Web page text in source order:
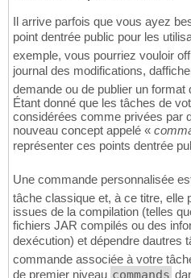
Il arrive parfois que vous ayez
point dentrée public pour les
exemple, vous pourriez vouloir
journal des modifications,
demande ou de publier un format
Étant donné que les tâches de
considérées comme privées par
nouveau concept appelé «
représenter ces points dentrée
Une commande personnalisée est
tâche classique et, à ce titre, elle
issues de la compilation (telles
fichiers JAR compilés ou des
dexécution) et dépendre
commande associée à votre
de premier niveau commands